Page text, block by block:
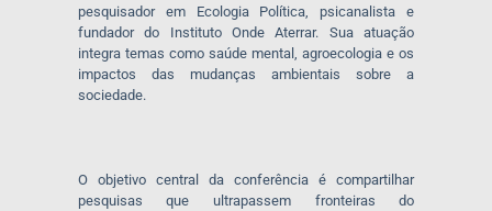
pesquisador em Ecologia Política, psicanalista e
fundador do Instituto Onde Aterrar. Sua atuação
integra temas como saúde mental, agroecologia e os
impactos das mudanças ambientais sobre a
sociedade.
O objetivo central da conferência é compartilhar
pesquisas que ultrapassem fronteiras do